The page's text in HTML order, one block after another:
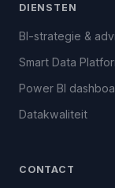
DIENSTEN
BI-strategie &
Smart Data
Power BI
Datakwaliteit
CONTACT